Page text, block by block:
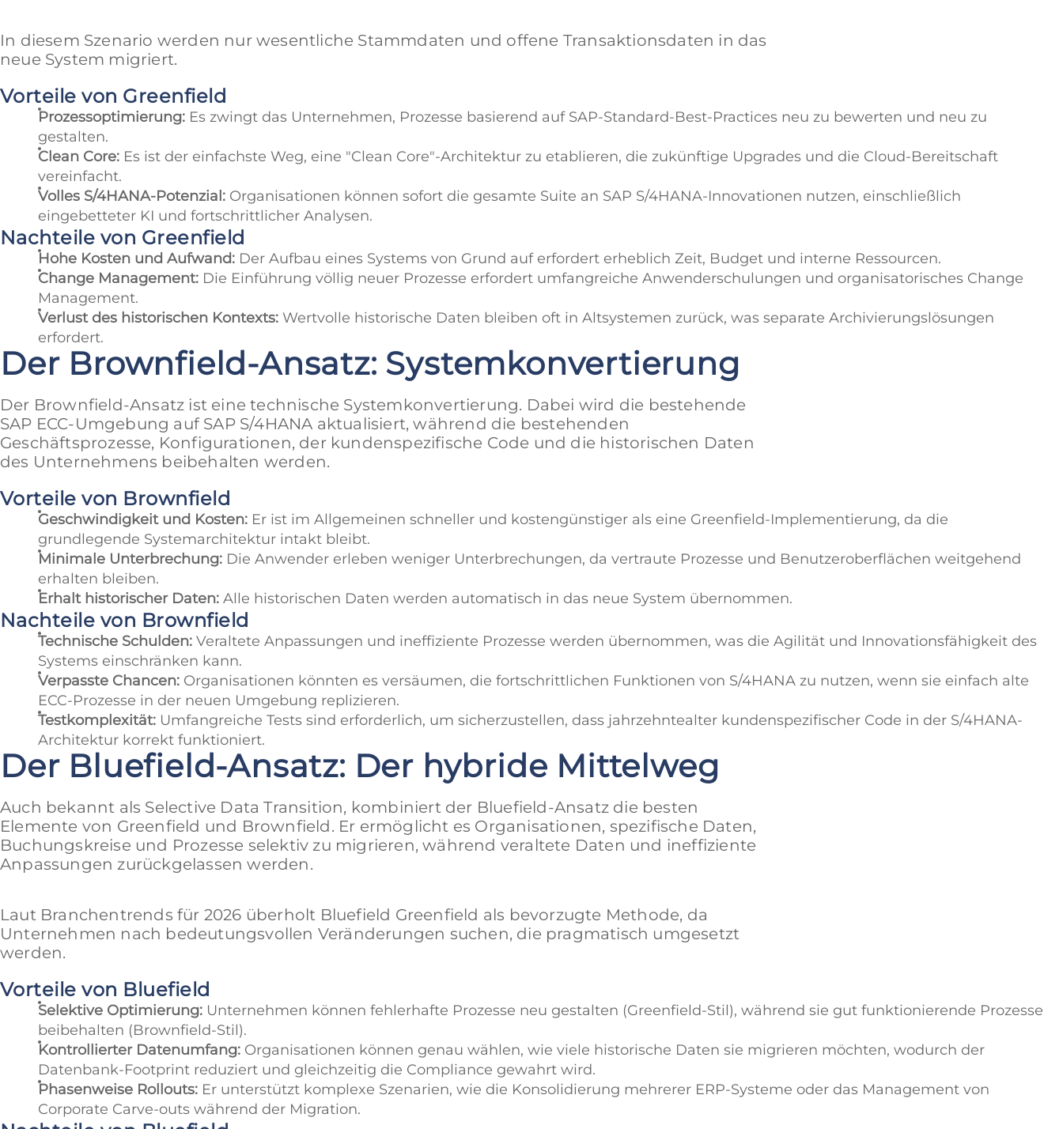
In diesem Szenario werden nur wesentliche Stammdaten und offene Transaktionsdaten in das
neue System migriert.
Vorteile von Greenfield
Prozessoptimierung: Es zwingt das Unternehmen, Prozesse basierend auf SAP-Standard-Best-Practices neu zu bewerten und neu zu
gestalten.
Clean Core: Es ist der einfachste Weg, eine "Clean Core"-Architektur zu etablieren, die zukünftige Upgrades und die Cloud-Bereitschaft
vereinfacht.
Volles S/4HANA-Potenzial: Organisationen können sofort die gesamte Suite an SAP S/4HANA-Innovationen nutzen, einschließlich
eingebetteter KI und fortschrittlicher Analysen.
Nachteile von Greenfield
Hohe Kosten und Aufwand: Der Aufbau eines Systems von Grund auf erfordert erheblich Zeit, Budget und interne Ressourcen.
Change Management: Die Einführung völlig neuer Prozesse erfordert umfangreiche Anwenderschulungen und organisatorisches Change
Management.
Verlust des historischen Kontexts: Wertvolle historische Daten bleiben oft in Altsystemen zurück, was separate Archivierungslösungen
erfordert.
Der Brownfield-Ansatz: Systemkonvertierung
Der Brownfield-Ansatz ist eine technische Systemkonvertierung. Dabei wird die bestehende
SAP ECC-Umgebung auf SAP S/4HANA aktualisiert, während die bestehenden
Geschäftsprozesse, Konfigurationen, der kundenspezifische Code und die historischen Daten
des Unternehmens beibehalten werden.
Vorteile von Brownfield
Geschwindigkeit und Kosten: Er ist im Allgemeinen schneller und kostengünstiger als eine Greenfield-Implementierung, da die
grundlegende Systemarchitektur intakt bleibt.
Minimale Unterbrechung: Die Anwender erleben weniger Unterbrechungen, da vertraute Prozesse und Benutzeroberflächen weitgehend
erhalten bleiben.
Erhalt historischer Daten: Alle historischen Daten werden automatisch in das neue System übernommen.
Nachteile von Brownfield
Technische Schulden: Veraltete Anpassungen und ineffiziente Prozesse werden übernommen, was die Agilität und Innovationsfähigkeit des
Systems einschränken kann.
Verpasste Chancen: Organisationen könnten es versäumen, die fortschrittlichen Funktionen von S/4HANA zu nutzen, wenn sie einfach alte
ECC-Prozesse in der neuen Umgebung replizieren.
Testkomplexität: Umfangreiche Tests sind erforderlich, um sicherzustellen, dass jahrzehntealter kundenspezifischer Code in der S/4HANA-
Architektur korrekt funktioniert.
Der Bluefield-Ansatz: Der hybride Mittelweg
Auch bekannt als Selective Data Transition, kombiniert der Bluefield-Ansatz die besten
Elemente von Greenfield und Brownfield. Er ermöglicht es Organisationen, spezifische Daten,
Buchungskreise und Prozesse selektiv zu migrieren, während veraltete Daten und ineffiziente
Anpassungen zurückgelassen werden.
Laut Branchentrends für 2026 überholt Bluefield Greenfield als bevorzugte Methode, da
Unternehmen nach bedeutungsvollen Veränderungen suchen, die pragmatisch umgesetzt
werden.
Vorteile von Bluefield
Selektive Optimierung: Unternehmen können fehlerhafte Prozesse neu gestalten (Greenfield-Stil), während sie gut funktionierende Prozesse
beibehalten (Brownfield-Stil).
Kontrollierter Datenumfang: Organisationen können genau wählen, wie viele historische Daten sie migrieren möchten, wodurch der
Datenbank-Footprint reduziert und gleichzeitig die Compliance gewahrt wird.
Phasenweise Rollouts: Er unterstützt komplexe Szenarien, wie die Konsolidierung mehrerer ERP-Systeme oder das Management von
Corporate Carve-outs während der Migration.